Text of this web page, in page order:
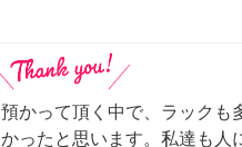
預かって頂く中で、ラックも
かったと思います。私達も人